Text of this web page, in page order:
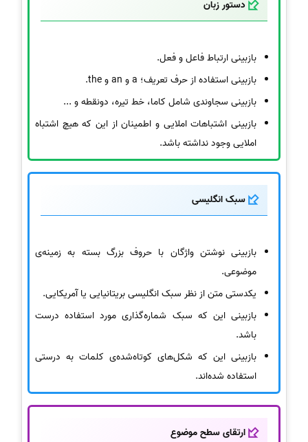
دستور زبان
بازبینی ارتباط فاعل و فعل.
بازبینی استفاده از حرف تعریف؛ a و an و the.
بازبینی سجاوندی شامل کاما، خط تیره، دونقطه و ...
بازبینی اشتباهات املایی و اطمینان از این که هیچ اشتباه
املایی وجود نداشته باشد.
سبک انگلیسی
بازبینی نوشتن واژگان با حروف بزرگ بسته به زمینه‌ی
موضوعی.
یکدستی متن از نظر سبک انگلیسی بریتانیایی یا آمریکایی.
بازبینی این که سبک شماره‌گذاری مورد استفاده درست
باشد.
بازبینی این که شکل‌های کوتاه‌شده‌ی کلمات به درستی
استفاده شده‌اند.
ارتقای سطح موضوع